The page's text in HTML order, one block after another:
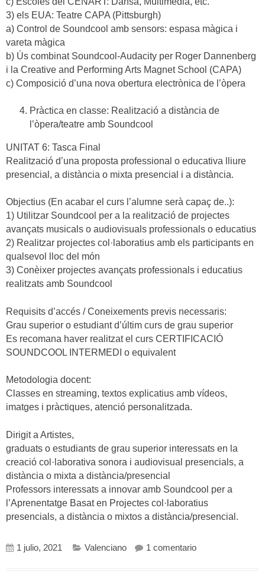
3) els EUA: Teatre CAPA (Pittsburgh)
a) Control de Soundcool amb sensors: espasa màgica i
vareta màgica
b) Ús combinat Soundcool-Audacity per Roger Dannenberg
i la Creative and Performing Arts Magnet School (CAPA)
c) Composició d’una nova obertura electrònica de l’òpera
Pràctica en classe: Realització a distància de
l’òpera/teatre amb Soundcool
UNITAT 6: Tasca Final
Realització d’una proposta professional o educativa lliure
presencial, a distància o mixta presencial i a distància.
Objectius (En acabar el curs l’alumne serà capaç de..):
1) Utilitzar Soundcool per a la realització de projectes
avançats musicals o audiovisuals professionals o educatius
2) Realitzar projectes col·laboratius amb els participants en
qualsevol lloc del món
3) Conèixer projectes avançats professionals i educatius
realitzats amb Soundcool
Requisits d’accés / Coneixements previs necessaris:
Grau superior o estudiant d’últim curs de grau superior
Es recomana haver realitzat el curs CERTIFICACIÓ
SOUNDCOOL INTERMEDI o equivalent
Metodologia docent:
Classes en streaming, textos explicatius amb vídeos,
imatges i pràctiques, atenció personalitzada.
Dirigit a Artistes,
graduats o estudiants de grau superior interessats en la
creació col·laborativa sonora i audiovisual presencials, a
distància o mixta a distància/presencial
Professors interessats a innovar amb Soundcool per a
l’Aprenentatge Basat en Projectes col·laboratius
presencials, a distància o mixtos a distància/presencial.
1 julio, 2021 Valenciano 1 comentarioen Certificació